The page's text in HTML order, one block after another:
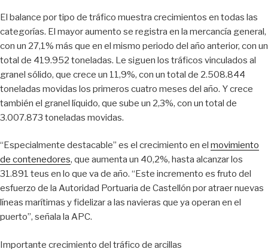
El balance por tipo de tráfico muestra crecimientos en todas las
categorías. El mayor aumento se registra en la mercancía general,
con un 27,1% más que en el mismo periodo del año anterior, con un
total de 419.952 toneladas. Le siguen los tráficos vinculados al
granel sólido, que crece un 11,9%, con un total de 2.508.844
toneladas movidas los primeros cuatro meses del año. Y crece
también el granel líquido, que sube un 2,3%, con un total de
3.007.873 toneladas movidas.
“Especialmente destacable” es el crecimiento en el movimiento
de contenedores, que aumenta un 40,2%, hasta alcanzar los
31.891 teus en lo que va de año. “Este incremento es fruto del
esfuerzo de la Autoridad Portuaria de Castellón por atraer nuevas
líneas marítimas y fidelizar a las navieras que ya operan en el
puerto”, señala la APC.
Importante crecimiento del tráfico de arcillas